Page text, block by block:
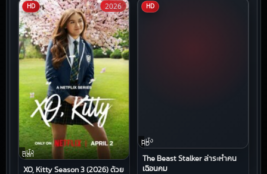
HD
หนัง
ตลก
XO, Kitty Season 3 (2026) ด้วย
2026 HD
หนัง
HD
The Beast Stalker ล่าระห่ำคน
เฉือนคม